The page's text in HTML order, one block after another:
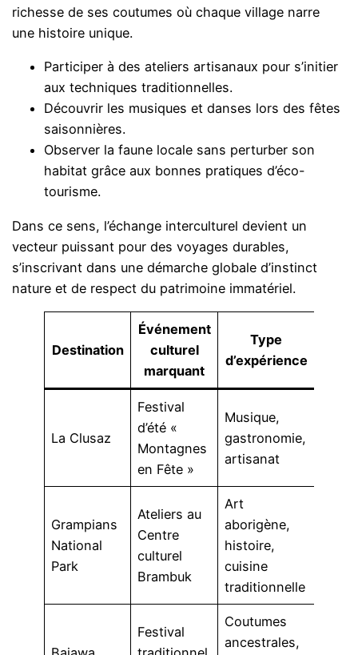
richesse de ses coutumes où chaque village narre
une histoire unique.
Participer à des ateliers artisanaux pour s’initier
aux techniques traditionnelles.
Découvrir les musiques et danses lors des fêtes
saisonnières.
Observer la faune locale sans perturber son
habitat grâce aux bonnes pratiques d’éco-
tourisme.
Dans ce sens, l’échange interculturel devient un
vecteur puissant pour des voyages durables,
s’inscrivant dans une démarche globale d’instinct
nature et de respect du patrimoine immatériel.
Destination
Événement
culturel
marquant
Type
d’expérience
La Clusaz
Festival
d’été «
Montagnes
en Fête »
Musique,
gastronomie,
artisanat
Grampians
National
Park
Ateliers au
Centre
culturel
Brambuk
Art
aborigène,
histoire,
cuisine
traditionnelle
Festival
Coutumes
ancestrales,